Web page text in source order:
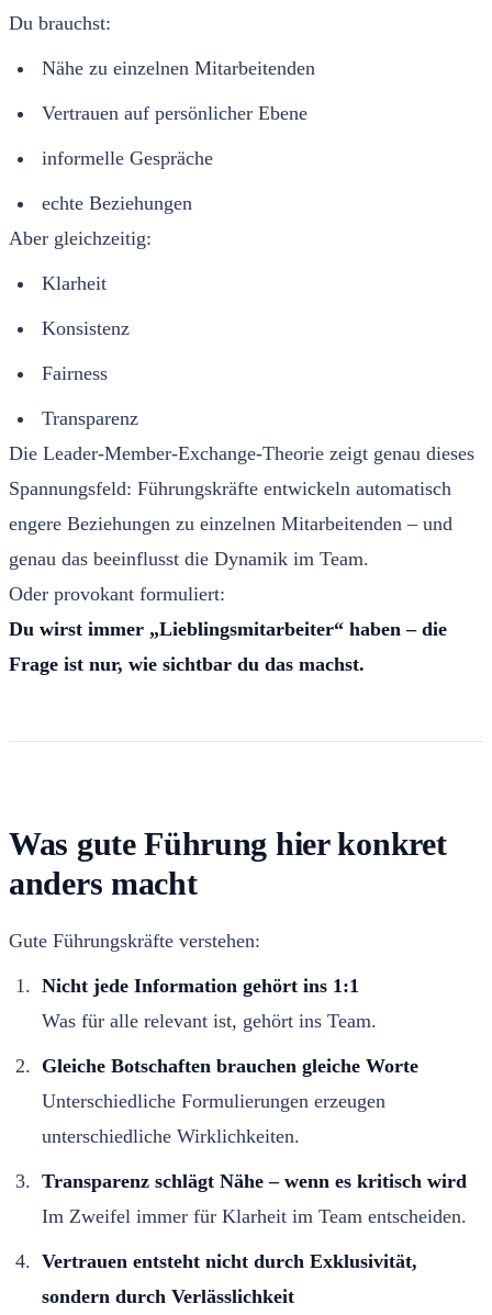
Du brauchst:
Nähe zu einzelnen Mitarbeitenden
Vertrauen auf persönlicher Ebene
informelle Gespräche
echte Beziehungen
Aber gleichzeitig:
Klarheit
Konsistenz
Fairness
Transparenz
Die Leader-Member-Exchange-Theorie zeigt genau dieses
Spannungsfeld: Führungskräfte entwickeln automatisch
engere Beziehungen zu einzelnen Mitarbeitenden – und
genau das beeinflusst die Dynamik im Team.
Oder provokant formuliert:
Du wirst immer „Lieblingsmitarbeiter“ haben – die
Frage ist nur, wie sichtbar du das machst.
Was gute Führung hier konkret
anders macht
Gute Führungskräfte verstehen:
Nicht jede Information gehört ins 1:1
Was für alle relevant ist, gehört ins Team.
Gleiche Botschaften brauchen gleiche Worte
Unterschiedliche Formulierungen erzeugen
unterschiedliche Wirklichkeiten.
Transparenz schlägt Nähe – wenn es kritisch wird
Im Zweifel immer für Klarheit im Team entscheiden.
Vertrauen entsteht nicht durch Exklusivität,
sondern durch Verlässlichkeit